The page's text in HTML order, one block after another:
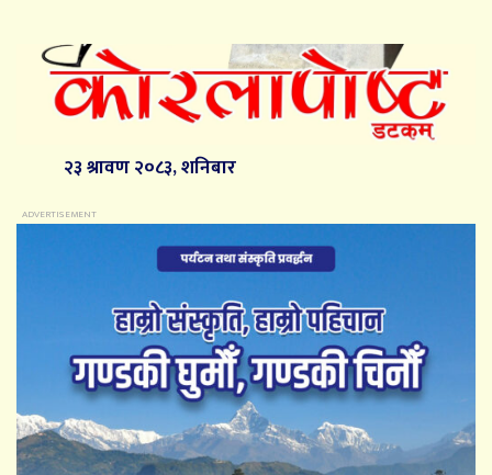
२३ श्रावण २०८३, शनिबार